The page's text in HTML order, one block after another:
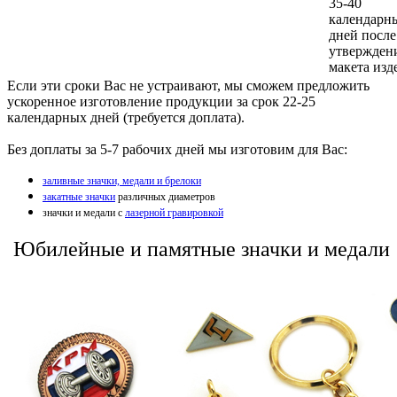
дней после
макета
Если эти сроки Вас не устраивают, мы сможем предложить
ускоренное изготовление продукции за срок 22-25
календарных дней (требуется доплата).
Без доплаты за 5-7 рабочих дней мы изготовим для Вас:
заливные значки, медали и брелоки
закaтные знaчки различных диаметров
значки и медали с лaзерной гравировкой
Юбилейные и памятные значки и медали